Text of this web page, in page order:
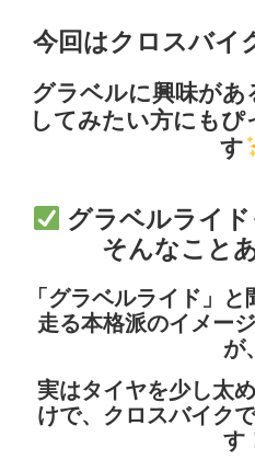
今回はクロスバイ
グラベルに興味があ
してみたい方にも
す
グラベルライ
そんなこと
「グラベルライド」
走る本格派のイメー
が、
実はタイヤを少し太
けで、クロスバイク
す